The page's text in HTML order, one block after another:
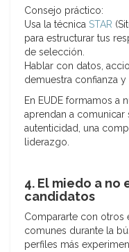
Consejo práctico:
Usa la técnica STAR
para estructurar tus
de selección.
Hablar con datos,
demuestra confianza
En EUDE formamos a
aprendan a
autenticidad, una
liderazgo.
4. El miedo a
candidatos
Compararte con otros
comunes durante la
perfiles más